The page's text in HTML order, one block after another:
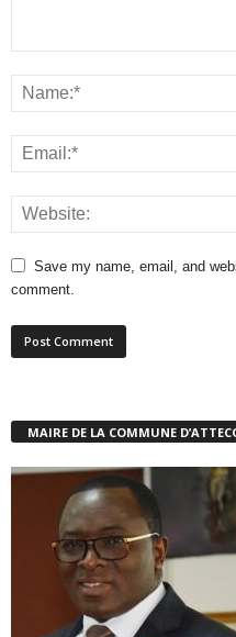
Save my name, email, and
comment.
MAIRE DE LA COMMUNE